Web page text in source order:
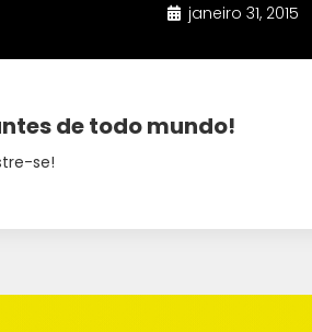
janeiro 31, 2015
de todo mundo!
se!